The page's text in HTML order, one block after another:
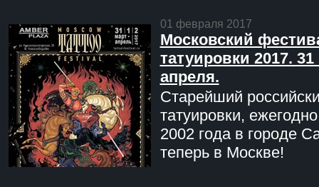
01 февраля 2017
Московский
татуировки 2017. 31
апреля.
Старейший
татуировки,
2002 года в городе
теперь в Москве!